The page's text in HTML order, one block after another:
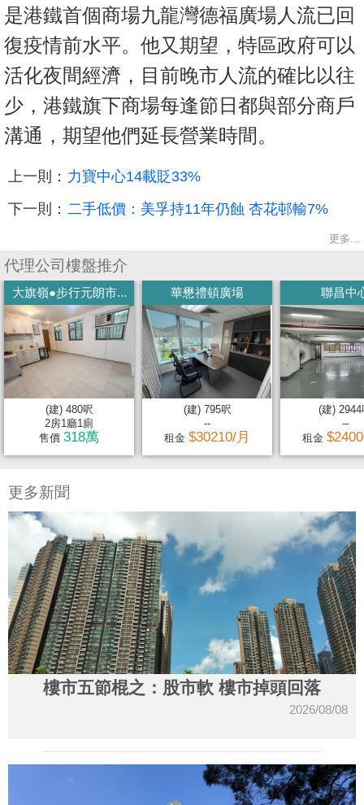
是港鐵首個商場九龍灣德福廣場人流已回
復疫情前水平。他又期望，特區政府可以
活化夜間經濟，目前晚市人流的確比以往
少，港鐵旗下商場每逢節日都與部分商戶
溝通，期望他們延長營業時間。
上一則： 力寶中心14載貶33%
下一則： 二手低價：美孚持11年仍蝕 杏花邨輸7%
更多...
代理公司樓盤推介
大旗嶺●步行元朗市...
(建) 480呎
2房1廳1廁
售價 318萬
華懋禮頓廣場
(建) 795呎
--
租金 $30210/月
聯昌中
(建) 2944
--
租金
更多新聞
樓市五節棍之：股市軟 樓市掉頭回落
2026/08/08